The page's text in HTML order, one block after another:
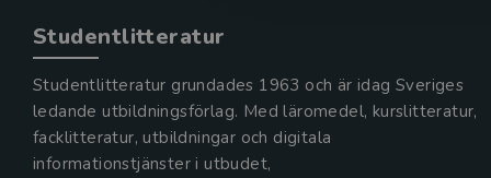
Studentlitteratur
Studentlitteratur grundades 1963 och är idag Sveriges
ledande utbildningsförlag. Med läromedel, kurslitteratur,
facklitteratur, utbildningar och digitala
informationstjänster i utbudet,